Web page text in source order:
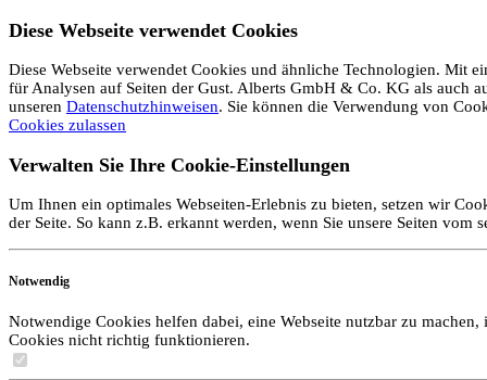
Diese Webseite verwendet Cookies
Diese Webseite verwendet Cookies und ähnliche Technologien. Mit
für Analysen auf Seiten der Gust. Alberts GmbH & Co. KG als auch
unseren Datenschutzhinweisen. Sie können die Verwendung von
Cookies zulassen
Verwalten Sie Ihre Cookie-Einstellungen
Um Ihnen ein optimales Webseiten-Erlebnis zu bieten, setzen wir
der Seite. So kann z.B. erkannt werden, wenn Sie unsere Seiten
Notwendig
Notwendige Cookies helfen dabei, eine Webseite nutzbar zu
Cookies nicht richtig funktionieren.